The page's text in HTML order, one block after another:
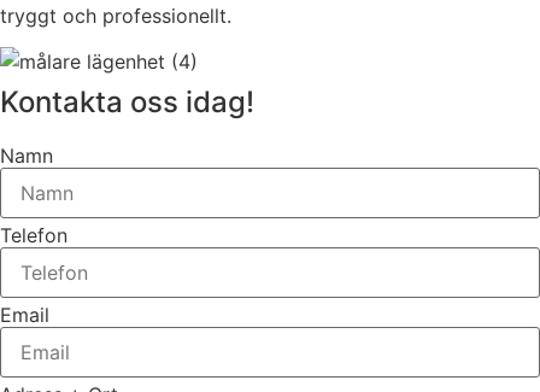
tryggt och professionellt.
Kontakta oss idag!
Namn
Telefon
Email